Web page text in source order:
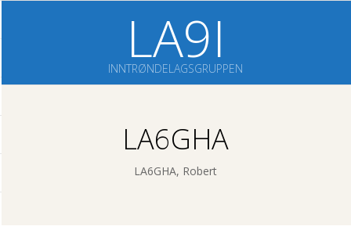
LA9I
INNTRØNDELAGSGRUPPEN
P
m
LA6GHA
LA6GHA, Robert